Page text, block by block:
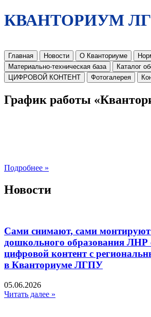
КВАНТОРИУМ
Главная Новости О Кванториуме
Материально-техническая база
Каталог
ЦИФРОВОЙ КОНТЕНТ
Фотогалерея
График работы
Подробнее »
Новости
Сами снимают, сами
дошкольного образования ЛНР
цифровой контент с
в Кванториуме ЛГПУ​
05.06.2026
Читать далее »